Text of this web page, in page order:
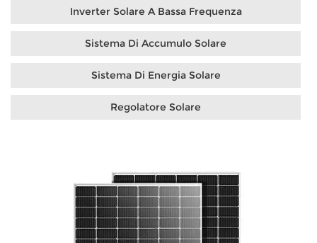
Inverter Solare A Bassa Frequenza
Sistema Di Accumulo Solare
Sistema Di Energia Solare
Regolatore Solare